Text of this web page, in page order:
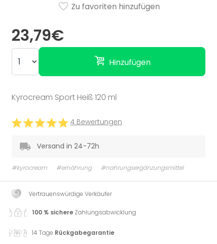
23,79€
Hinzufügen
Zu favoriten hinzufügen
Kyrocream Sport Heiß 120 ml
4 Bewertungen
Versand in 24-72h
#kyrocream #ernährung #nahrungsergänzungsmittel
Vertrauenswürdige Verkäufer
100 % sichere Zahlungsabwicklung
14 Tage Rückgabegarantie